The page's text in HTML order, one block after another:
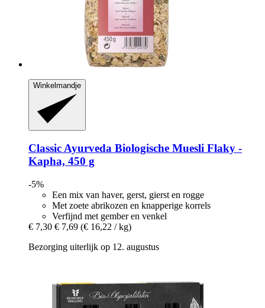
Winkelmandje
Classic Ayurveda Biologische Muesli Flaky -​
Kapha, 450 g
-5%
Een mix van haver, gerst, gierst en rogge
Met zoete abrikozen en knapperige korrels
Verfijnd met gember en venkel
€ 7,30 € 7,69 (€ 16,22 / kg)
Bezorging uiterlijk op 12. augustus